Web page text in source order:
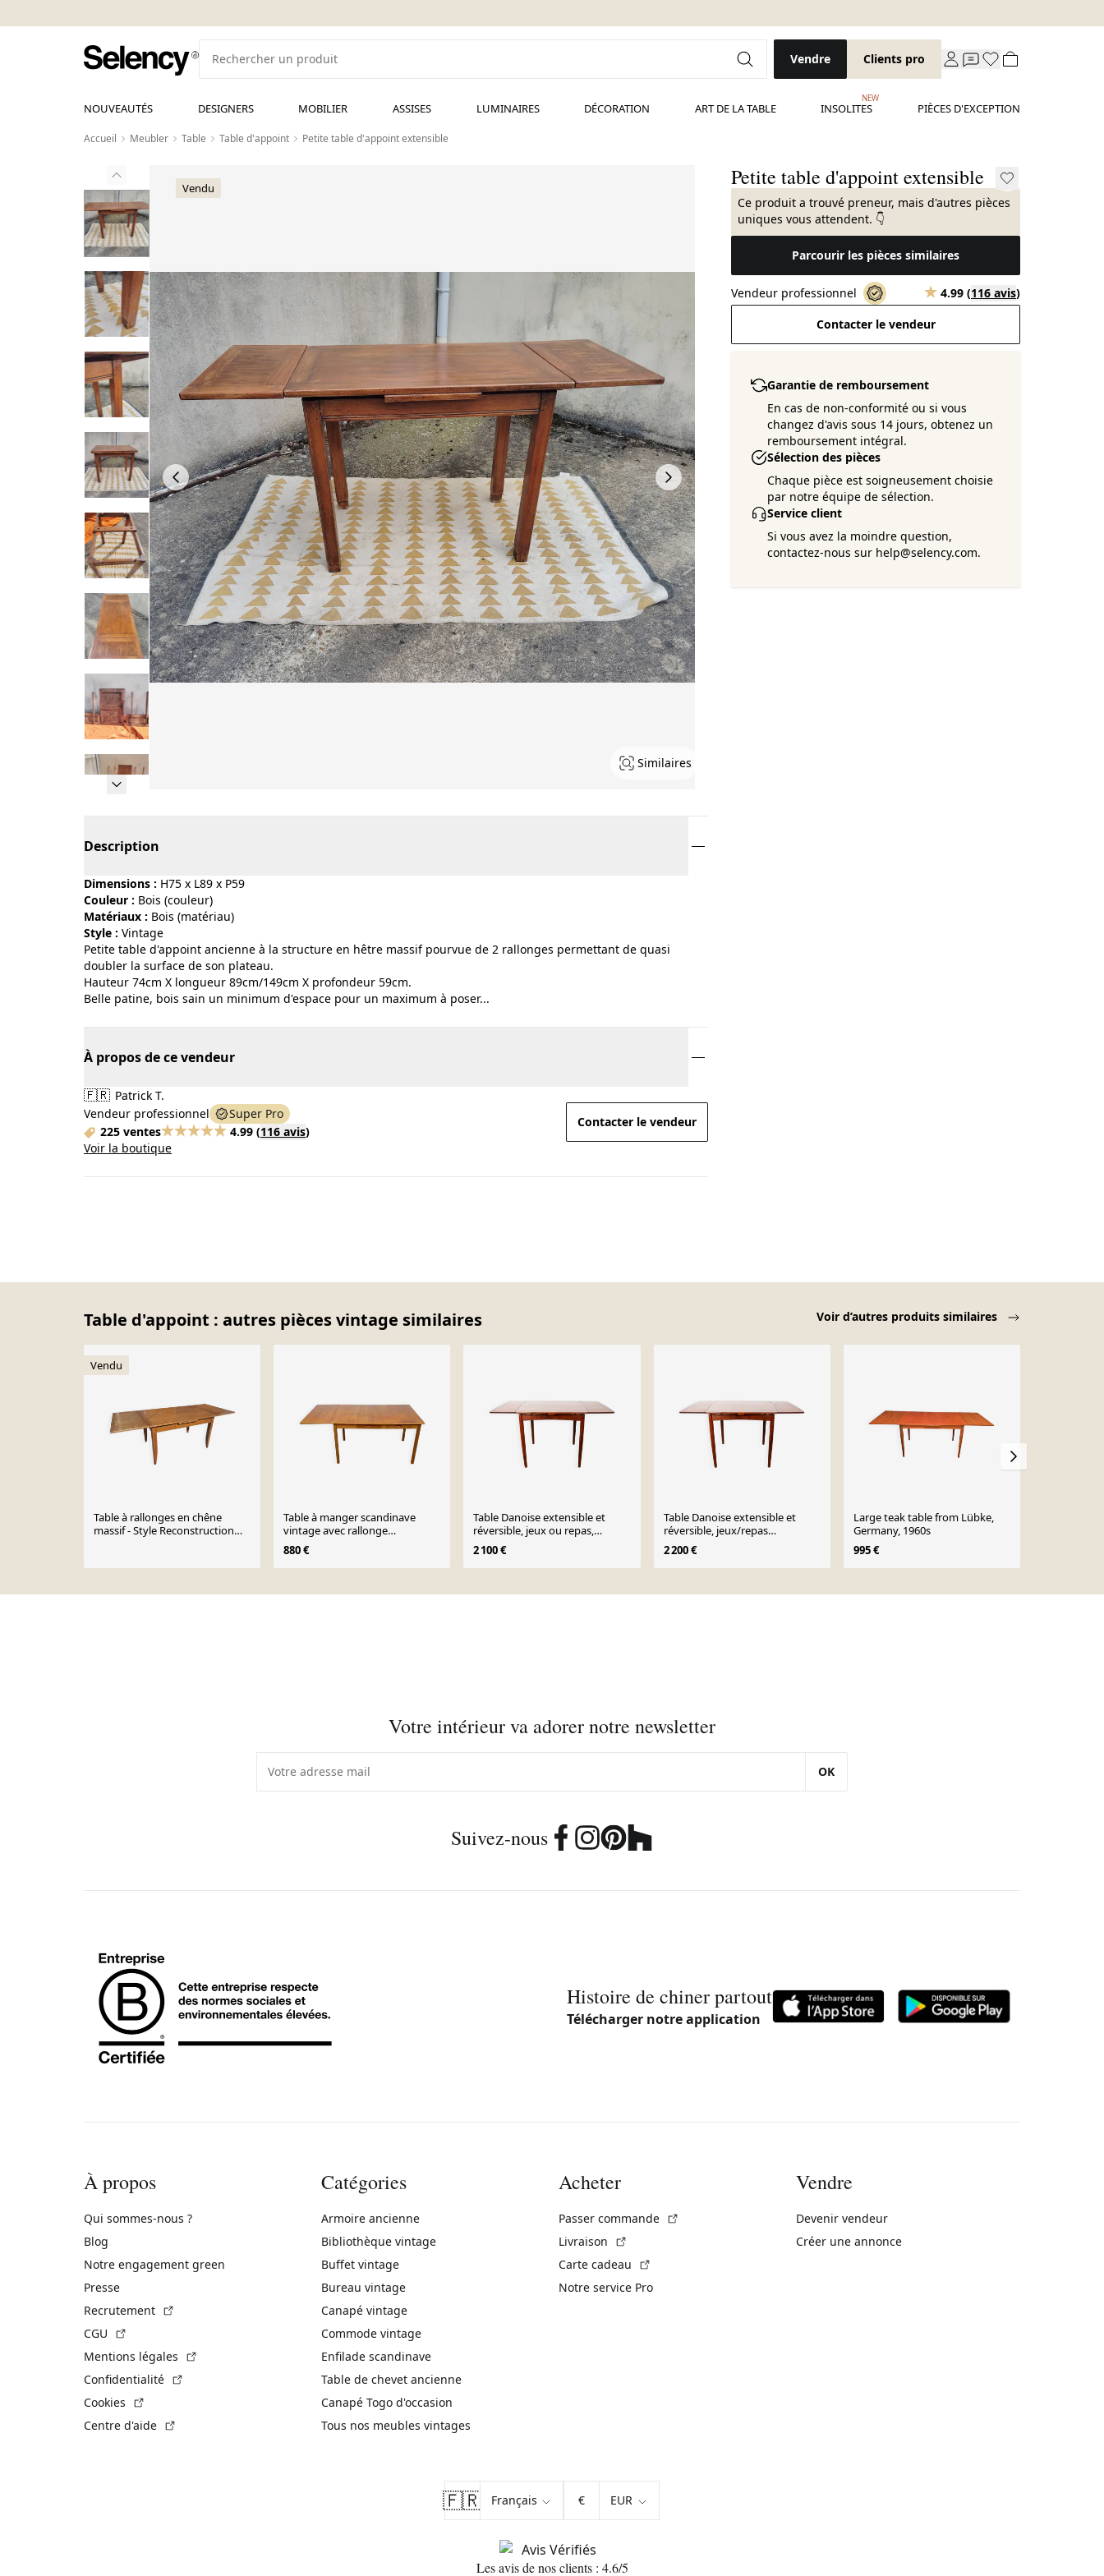
Vendre Clients pro
NOUVEAUTÉS DESIGNERS MOBILIER ASSISES LUMINAIRES DÉCORATION ART DE LA TABLE INSOLITES
NEW
PIÈCES D'EXCEPTION
Accueil Meubler Table Table d'appoint Petite table d'appoint extensible
Vendu
Similaires
Petite table d'appoint extensible
Ce produit a trouvé preneur, mais d'autres pièces
uniques vous attendent. 👇
Parcourir les pièces similaires
Vendeur professionnel 4.99 (116 avis)
Contacter le vendeur
Garantie de remboursement
En cas de non-conformité ou si vous
changez d'avis sous 14 jours, obtenez un
remboursement intégral.
Sélection des pièces
Chaque pièce est soigneusement choisie
par notre équipe de sélection.
Service client
Si vous avez la moindre question,
contactez-nous sur help@selency.com.
Description
Dimensions : H75 x L89 x P59
Couleur :
bois (couleur)
Matériaux :
bois (matériau)
Style :
vintage
Petite table d'appoint ancienne à la structure en hêtre massif pourvue de 2 rallonges permettant de quasi
doubler la surface de son plateau.
Hauteur 74cm X longueur 89cm/149cm X profondeur 59cm.
Belle patine, bois sain un minimum d'espace pour un maximum à poser...
À propos de ce vendeur
🇫🇷 Patrick T.
Vendeur professionnel
Super Pro
225 ventes
4.99 (116 avis)
Voir la boutique
Contacter le vendeur
Table d'appoint : autres pièces vintage similaires Voir d’autres produits similaires
Vendu
Table à rallonges en chêne
massif - Style Reconstruction
Table à manger scandinave
vintage avec rallonge
estampillée Garnas - Suède -
années 60
880 €
Table Danoise extensible et
réversible, jeux ou repas,
palissandre 1960.
2 100 €
Table Danoise extensible et
réversible, jeux/repas
palissandre P.Hundevad.
2 200 €
Large teak table from Lübke,
Germany, 1960s
995 €
Votre intérieur va adorer notre newsletter
OK
Suivez-nous
Histoire de chiner partout
Télécharger notre application
À propos
Qui sommes-nous ?
Blog
Notre engagement green
Presse
Recrutement
CGU
Mentions légales
Confidentialité
Cookies
Centre d'aide
Catégories
Armoire ancienne
Bibliothèque vintage
Buffet vintage
Bureau vintage
Canapé vintage
Commode vintage
Enfilade scandinave
Table de chevet ancienne
Canapé Togo d'occasion
Tous nos meubles vintages
Acheter
Passer commande
Livraison
Carte cadeau
Notre service Pro
Vendre
Devenir vendeur
Créer une annonce
🇫🇷 €
Les avis de nos clients : 4.6/5